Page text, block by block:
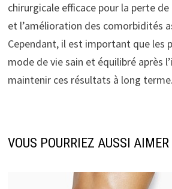
chirurgicale efficace pour la perte
et l’amélioration des comorbidités
Cependant, il est important que les
mode de vie sain et équilibré après
maintenir ces résultats à long terme.
VOUS POURRIEZ AUSSI AIMER